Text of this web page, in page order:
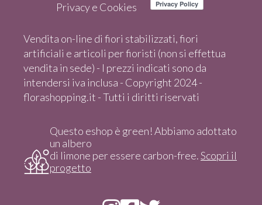
Privacy e Cookies
Vendita on-line di fiori stabilizzati, fiori
artificiali e articoli per fioristi (non si effettua
vendita in sede) - I prezzi indicati sono da
intendersi iva inclusa - Copyright 2024 -
florashopping.it - Tutti i diritti riservati
Questo eshop è green! Abbiamo adottato
un albero
di limone per essere carbon-free.Scopri il
progetto